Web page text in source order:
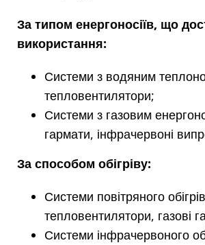
За типом енергоносіїв, що
використання:
Системи з водяним
тепловентилятори;
Системи з газовим
гармати, інфрачервоні
За способом обігріву:
Системи повітряного
тепловентилятори, газові
Системи інфрачервоного